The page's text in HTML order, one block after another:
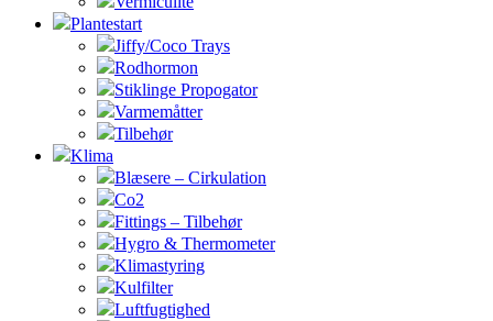
Plantestart
Jiffy/Coco Trays
Rodhormon
Stiklinge Propogator
Varmemåtter
Tilbehør
Klima
Blæsere – Cirkulation
Co2
Fittings – Tilbehør
Hygro & Thermometer
Klimastyring
Kulfilter
Luftfugtighed